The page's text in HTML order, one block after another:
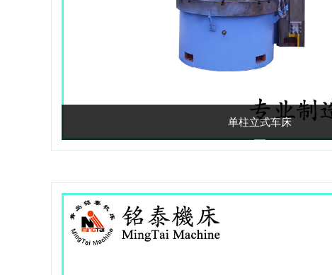
单柱立式车床